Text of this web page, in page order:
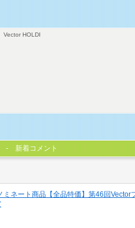
Vector HOLDI
新着コメント